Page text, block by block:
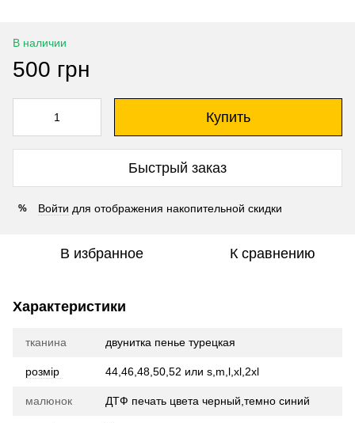
В наличии
500 грн
Купить
Быстрый заказ
% Войти для отображения накопительной скидки
В избранное К сравнению
Характеристики
тканина двунитка пенье турецкая
розмір 44,46,48,50,52 или s,m,l,xl,2xl
малюнок ДТФ печать цвета черный,темно синий